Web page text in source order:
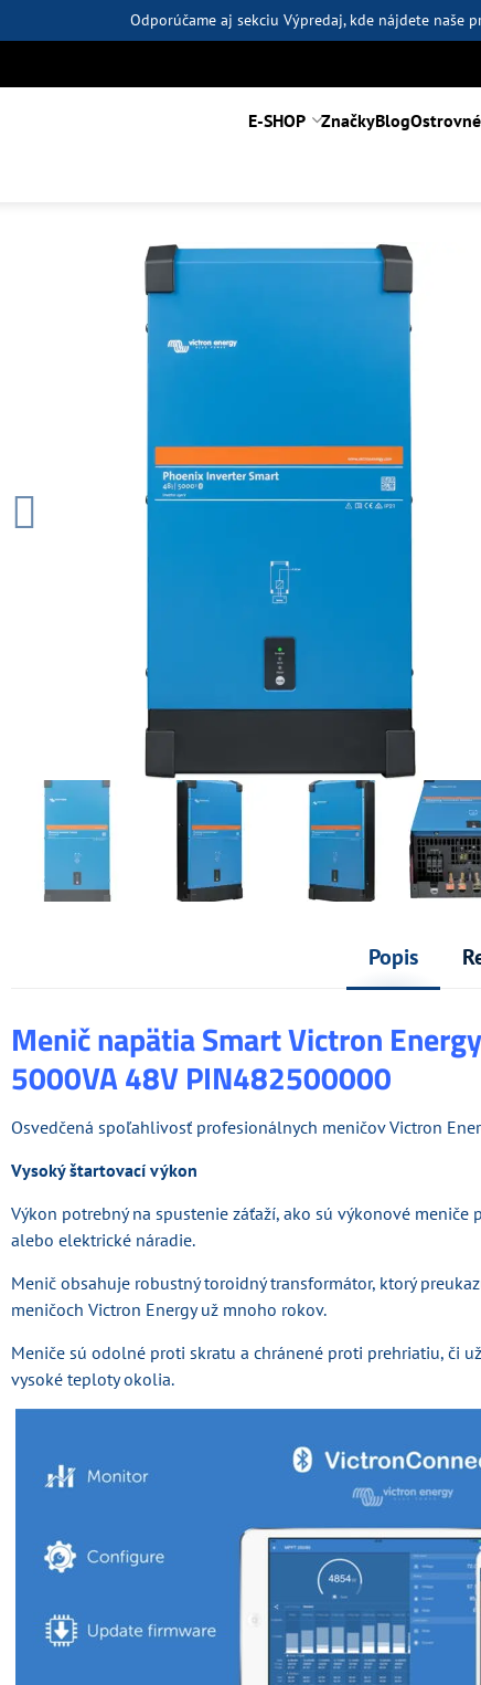
Odporúčame aj sekciuVýpredaj, kde nájdete naše
E-SHOP ZnačkyBlog
Popis
Menič napätia Smart Victron
5000VA 48V PIN482500000
Osvedčená spoľahlivosť profesionálnych meničov Victron
Vysoký štartovací výkon
Výkon potrebný na spustenie záťaží, ako sú výkonové meniče
alebo elektrické náradie.
Menič obsahuje robustný toroidný transformátor, ktorý
meničoch Victron Energy už mnoho rokov.
Meniče sú odolné proti skratu a chránené proti prehriatiu, či
vysoké teploty okolia.